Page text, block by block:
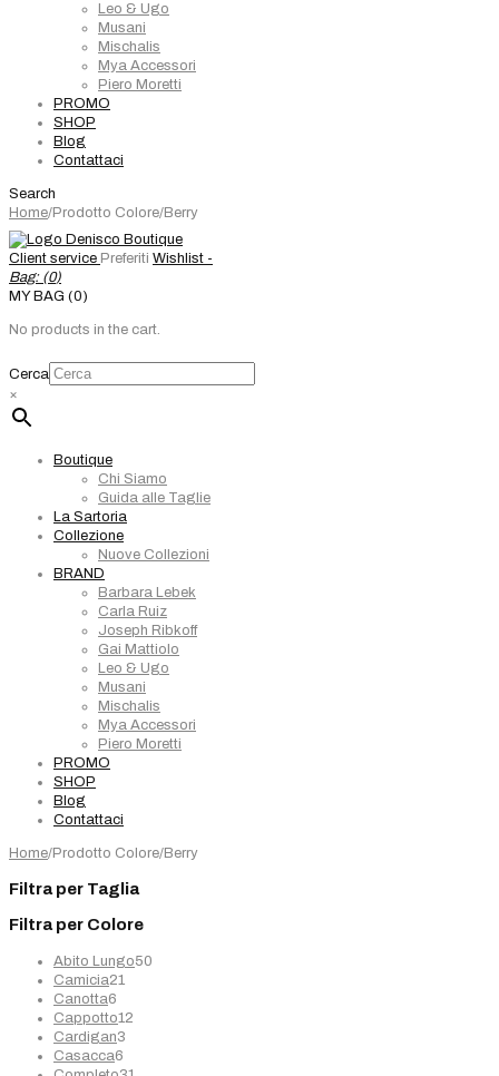
Leo & Ugo
Musani
Mischalis
Mya Accessori
Piero Moretti
PROMO
SHOP
Blog
Contattaci
Search
Home/Prodotto Colore/Berry
Client service Preferiti Wishlist -
Bag: (0)
MY BAG (0)
No products in the cart.
Cerca
×
Boutique
Chi Siamo
Guida alle Taglie
La Sartoria
Collezione
Nuove Collezioni
BRAND
Barbara Lebek
Carla Ruiz
Joseph Ribkoff
Gai Mattiolo
Leo & Ugo
Musani
Mischalis
Mya Accessori
Piero Moretti
PROMO
SHOP
Blog
Contattaci
Home/Prodotto Colore/Berry
Filtra per Taglia
Filtra per Colore
Abito Lungo50
Camicia21
Canotta6
prodotti
Cappotto12
Cardigan3
Casacca6